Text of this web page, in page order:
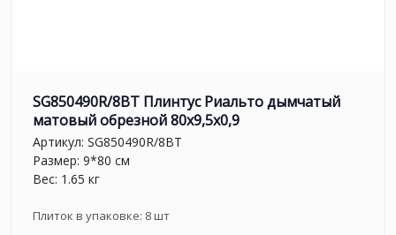
SG850490R/8BT Плинтус Риальто дымчатый
матовый обрезной 80x9,5x0,9
Артикул: SG850490R/8BT
Размер: 9*80 см
Вес: 1.65 кг
Плиток в упаковке: 8шт